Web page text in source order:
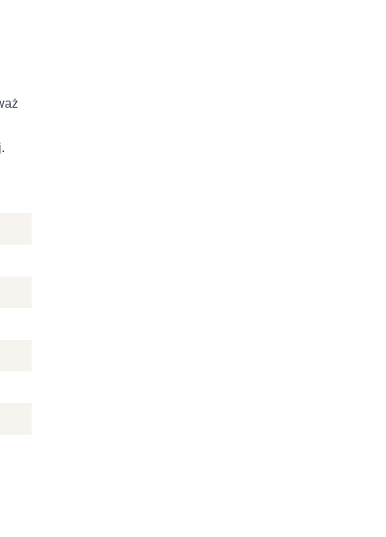
zgodnie z przepisami o
kontaktowy.
różni użytkownicy zachowują się
dla wydawców i
ciasteczek.